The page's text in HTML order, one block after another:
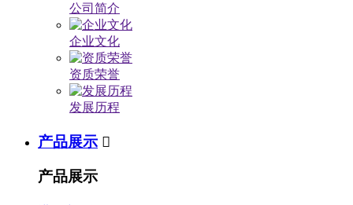
公司简介
企业文化
资质荣誉
发展历程
产品展示 
产品展示